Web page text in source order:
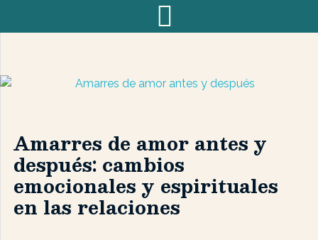
Amarres de amor antes y
después: cambios
emocionales y espirituales
en las relaciones